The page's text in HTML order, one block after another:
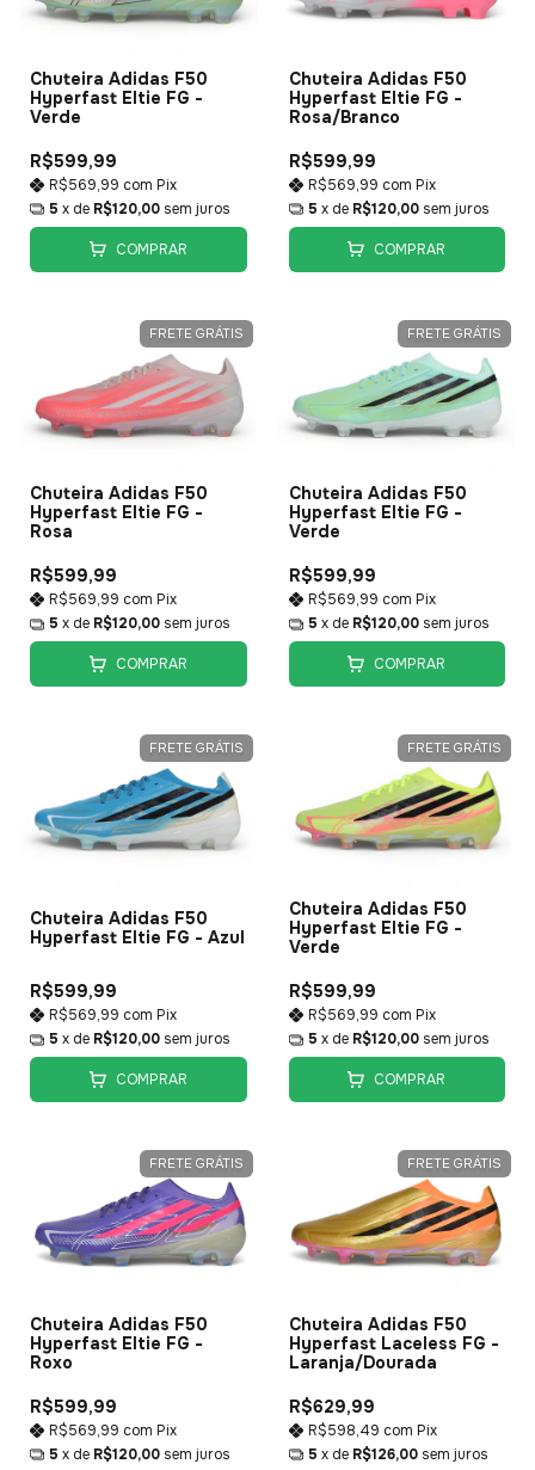
Chuteira Adidas F50
Hyperfast Eltie FG -
Verde
R$599,99
R$569,99 com Pix
5 x de R$120,00 sem juros
COMPRAR
Chuteira Adidas F50
Hyperfast Eltie FG -
Rosa/Branco
R$599,99
R$569,99 com Pix
5 x de R$120,00 sem juros
COMPRAR
FRETE GRÁTIS
Chuteira Adidas F50
Hyperfast Eltie FG -
Rosa
R$599,99
R$569,99 com Pix
5 x de R$120,00 sem juros
COMPRAR
FRETE GRÁTIS
Chuteira Adidas F50
Hyperfast Eltie FG -
Verde
R$599,99
R$569,99 com Pix
5 x de R$120,00 sem juros
COMPRAR
FRETE GRÁTIS
Chuteira Adidas F50
Hyperfast Eltie FG - Azul
R$599,99
R$569,99 com Pix
5 x de R$120,00 sem juros
COMPRAR
FRETE GRÁTIS
Chuteira Adidas F50
Hyperfast Eltie FG -
Verde
R$599,99
R$569,99 com Pix
5 x de R$120,00 sem juros
COMPRAR
FRETE GRÁTIS
Chuteira Adidas F50
Hyperfast Eltie FG -
Roxo
R$599,99
R$569,99 com Pix
5 x de R$120,00 sem juros
FRETE GRÁTIS
Chuteira Adidas F50
Hyperfast Laceless FG -
Laranja/Dourada
R$629,99
R$598,49 com Pix
5 x de R$126,00 sem juros